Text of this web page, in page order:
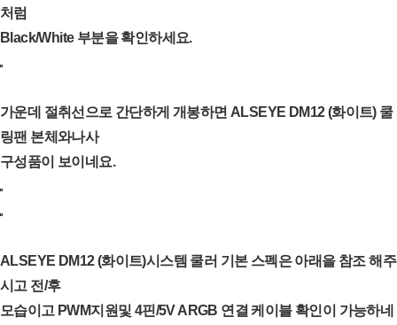
처럼
Black/White 부분을 확인하세요.
가운데 절취선으로 간단하게 개봉하면 ALSEYE DM12 (화이트) 쿨
링팬 본체와나사
구성품이 보이네요.
ALSEYE DM12 (화이트)시스템 쿨러 기본 스펙은 아래을 참조 해주
시고 전/후
모습이고 PWM지원및 4핀/5V ARGB 연결 케이블 확인이 가능하네